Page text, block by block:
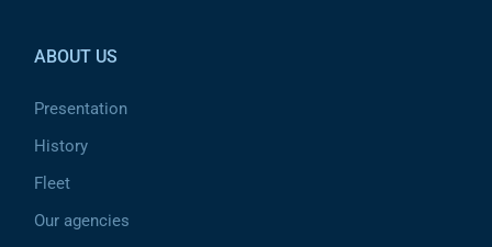
ABOUT US
Presentation
History
Fleet
Our agencies